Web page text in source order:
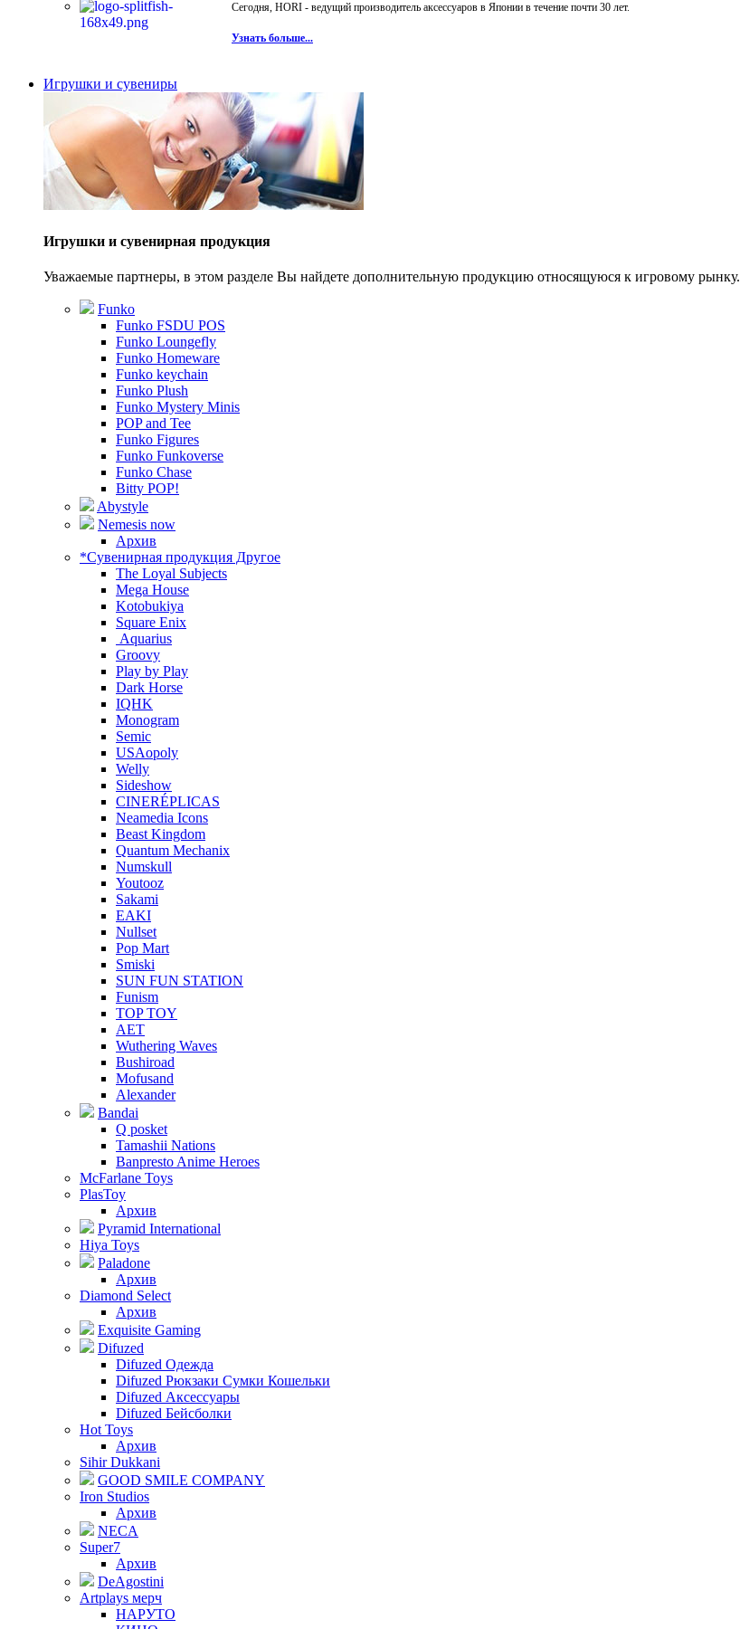
Сегодня, HORI - ведущий производитель аксессуаров в Японии в течение почти 30 лет.
Узнать больше...
Игрушки и сувениры
Игрушки и сувенирная продукция
Уважаемые партнеры, в этом разделе Вы найдете дополнительную продукцию относящуюся к игровому рынку.
Funko
Funko FSDU POS
Funko Loungefly
Funko Homeware
Funko keychain
Funko Plush
Funko Mystery Minis
POP and Tee
Funko Figures
Funko Funkoverse
Funko Chase
Bitty POP!
Abystyle
Nemesis now
Архив
*Сувенирная продукция Другое
The Loyal Subjects
Mega House
Kotobukiya
Square Enix
Aquarius
Groovy
Play by Play
Dark Horse
IQHK
Monogram
Semic
USAopoly
Welly
Sideshow
CINERÉPLICAS
Neamedia Icons
Beast Kingdom
Quantum Mechanix
Numskull
Youtooz
Sakami
EAKI
Nullset
Pop Mart
Smiski
SUN FUN STATION
Funism
TOP TOY
AET
Wuthering Waves
Bushiroad
Mofusand
Alexander
Bandai
Q posket
Tamashii Nations
Banpresto Anime Heroes
McFarlane Toys
PlasToy
Архив
Pyramid International
Hiya Toys
Paladone
Архив
Diamond Select
Архив
Exquisite Gaming
Difuzed
Difuzed Одежда
Difuzed Рюкзаки Сумки Кошельки
Difuzed Аксессуары
Difuzed Бейсболки
Hot Toys
Архив
Sihir Dukkani
GOOD SMILE COMPANY
Iron Studios
Архив
NECA
Super7
Архив
DeAgostini
Artplays мерч
НАРУТО